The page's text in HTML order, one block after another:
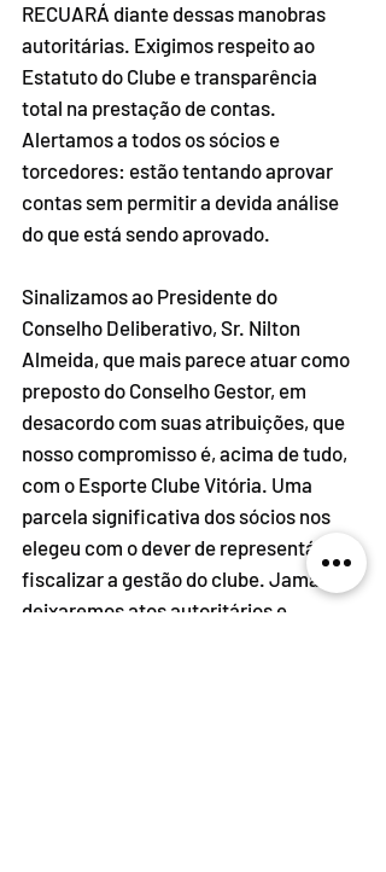
RECUARÁ diante dessas manobras
autoritárias. Exigimos respeito ao
Estatuto do Clube e transparência
total na prestação de contas.
Alertamos a todos os sócios e
torcedores: estão tentando aprovar
contas sem permitir a devida análise
do que está sendo aprovado.
Sinalizamos ao Presidente do
Conselho Deliberativo, Sr. Nilton
Almeida, que mais parece atuar como
preposto do Conselho Gestor, em
desacordo com suas atribuições, que
nosso compromisso é, acima de tudo,
com o Esporte Clube Vitória. Uma
parcela significativa dos sócios nos
elegeu com o dever de representá-la e
fiscalizar a gestão do clube. Jamais
deixaremos atos autoritários e